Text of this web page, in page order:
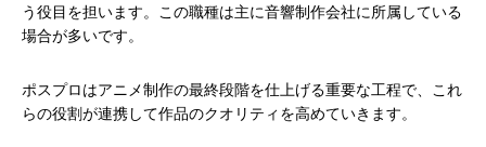
う役目を担います。この職種は主に音響制作会社に所属している
場合が多いです。
ポスプロはアニメ制作の最終段階を仕上げる重要な工程で、これ
らの役割が連携して作品のクオリティを高めていきます。